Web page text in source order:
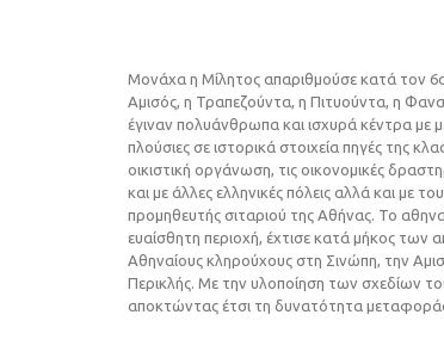
Mονάχα η Mίλητος απαριθμούσε κατά τον
Αμισός, η Τραπεζούντα, η Πιτυούντα, η
έγιναν πολυάνθρωπα και ισχυρά κέντρα με
πλούσιες σε ιστορικά στοιχεία πηγές της
οικιστική οργάνωση, τις οικονομικές
και με άλλες ελληνικές πόλεις αλλά και με
προμηθευτής σιταριού της Αθήνας. Το
ευαίσθητη περιοχή, έχτισε κατά μήκος των
Αθηναίους κληρούχους στη Σινώπη, την
Περικλής. Με την υλοποίηση των σχεδίων
αποκτώντας έτσι τη δυνατότητα